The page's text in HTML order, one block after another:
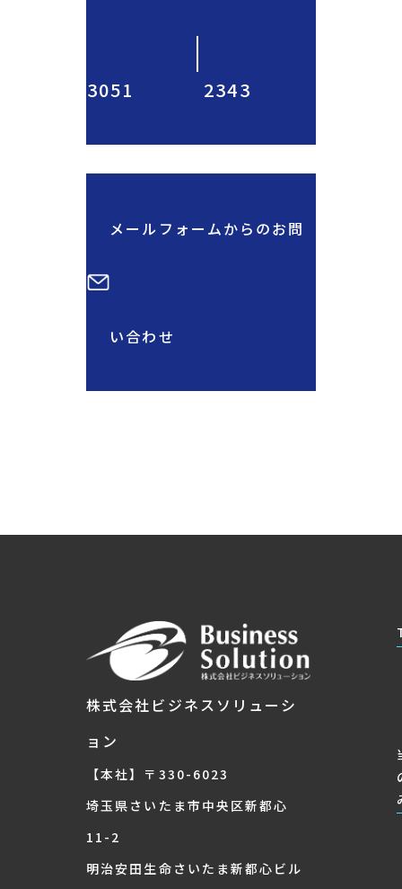
3051 2343
メールフォームからのお問
い合わせ
株式会社ビジネスソリューシ
ョン
【本社】〒330-6023
埼玉県さいたま市中央区新都心
11-2
明治安田生命さいたま新都心ビル